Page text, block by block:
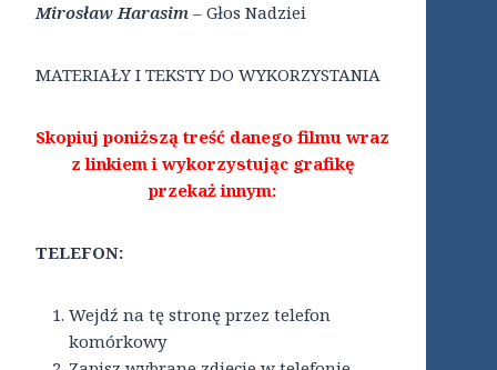
Mirosław Harasim – Głos Nadziei
MATERIAŁY I TEKSTY DO WYKORZYSTANIA
Skopiuj poniższą treść danego filmu wraz
z linkiem i wykorzystując grafikę
przekaż innym:
TELEFON:
Wejdź na tę stronę przez telefon
komórkowy